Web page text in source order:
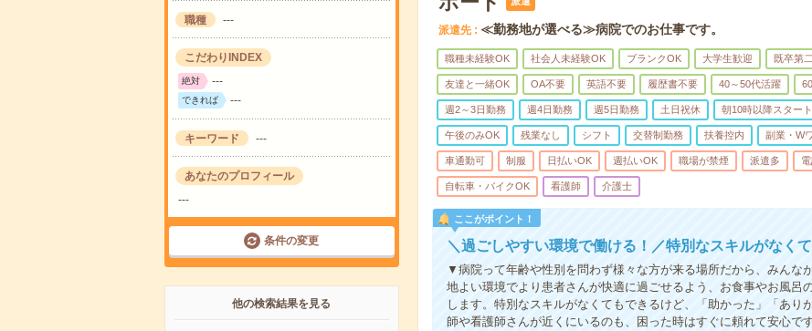
職種 ---
こだわりINDEX
絶対 ---
できれば ---
キーワード ---
あなたのプロフィール
---
条件の変更
他の検索結果を見る
派遣先 ≪勤務地が選べる≫病院でのお仕事です。
職種未経験OK 社会人未経験OK ブランクOK 大学生歓迎 既卒第
友達と一緒OK OA不要 英語不要 履歴書不要 40～50代活躍
週2～3日勤務 週4日勤務 週5日勤務 土日祝休 朝10時以降スタート
午後のみOK 残業なし シフト 交替制勤務 扶養控内 副業・W
車通勤可 制服 日払いOK 週払いOK 職場が禁煙 派遣多
自転車・バイクOK 看護師 介護士
ここがポイント！
＼過ごしやすい環境で働ける！／特別なスキルがなく
▼病院って年齢や性別を問わず様々な方が来る場所だから、みんな
地よい環境でより患者さんが快適に過ごせるよう、お食事やお風呂
します。特別なスキルがなくてもできるけど、「助かった」「あり
師や看護師さんが近くにいるのも、困った時はすぐに頼れて安心